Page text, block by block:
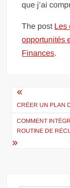
que j’ai
The post Les
opportunités
Finances.
Navigation
de
l’article
CRÉER UN PLAN
COMMENT
ROUTINE DE